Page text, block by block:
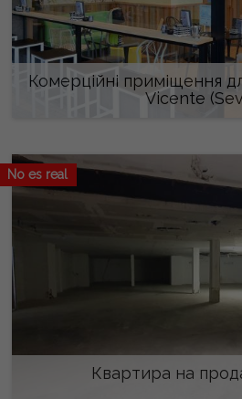
Комерційні приміщення
Vicente
No es real
Квартира на